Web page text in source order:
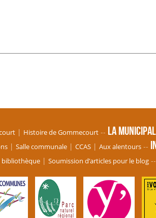
Histoire de Gommecourt La
Salle communale CCAS Aux alentours
bibliothèque Soumission d’articles pour le blog